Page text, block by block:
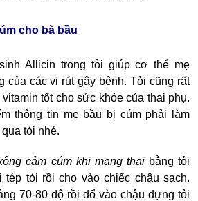
cho bà bầu
Allicin trong tỏi giúp cơ thể mẹ
của các vi rút gây bệnh. Tỏi cũng rất
tốt cho sức khỏe của thai phụ.
thông tin mẹ bầu bị cúm phải làm
tỏi nhé.
cảm cúm khi mang thaibằng tỏi
tép tỏi rồi cho vào chiếc chậu sạch.
70-80 độ rồi đổ vào chậu đựng tỏi